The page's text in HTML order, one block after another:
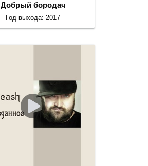
Добрый бородач
Год выхода: 2017